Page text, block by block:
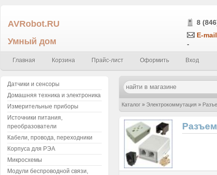
AVRobot.RU
Умный дом
8
E-
-
Главная Корзина Прайс-лист Оформить Вход
Каталог » Электрокоммутация »
Датчики и сенсоры
Домашняя техника и электроника
Измерительные приборы
Источники питания,
преобразователи
Кабели, провода, переходники
Корпуса для РЭА
Микросхемы
Модули беспроводной связи,